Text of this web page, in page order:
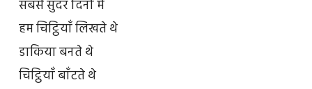
सबसे सुंदर दिनों में
हम चिट्ठियाँ लिखते थे
डाकिया बनते थे
चिट्ठियाँ बाँटते थे